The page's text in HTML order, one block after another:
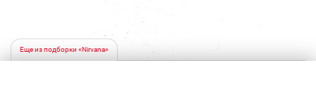
Еще из подборки «Nirvana»